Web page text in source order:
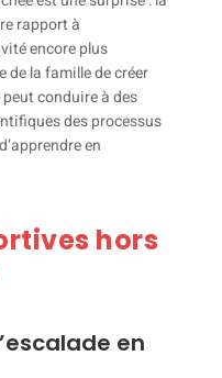
rapport à
encore plus
de la famille de créer
conduire à des
des processus
en
hors
en